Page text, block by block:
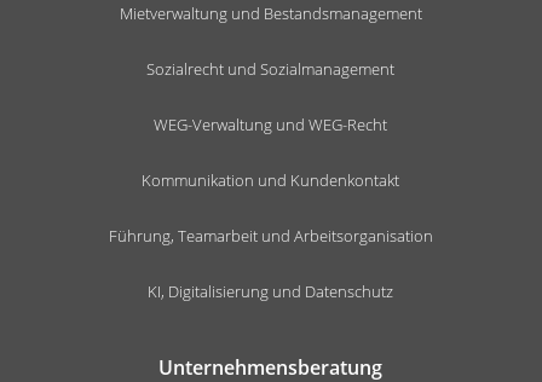
Mietverwaltung und Bestandsmanagement
Sozialrecht und Sozialmanagement
WEG-Verwaltung und WEG-Recht
Kommunikation und Kundenkontakt
Führung, Teamarbeit und Arbeitsorganisation
KI, Digitalisierung und Datenschutz
Unternehmensberatung